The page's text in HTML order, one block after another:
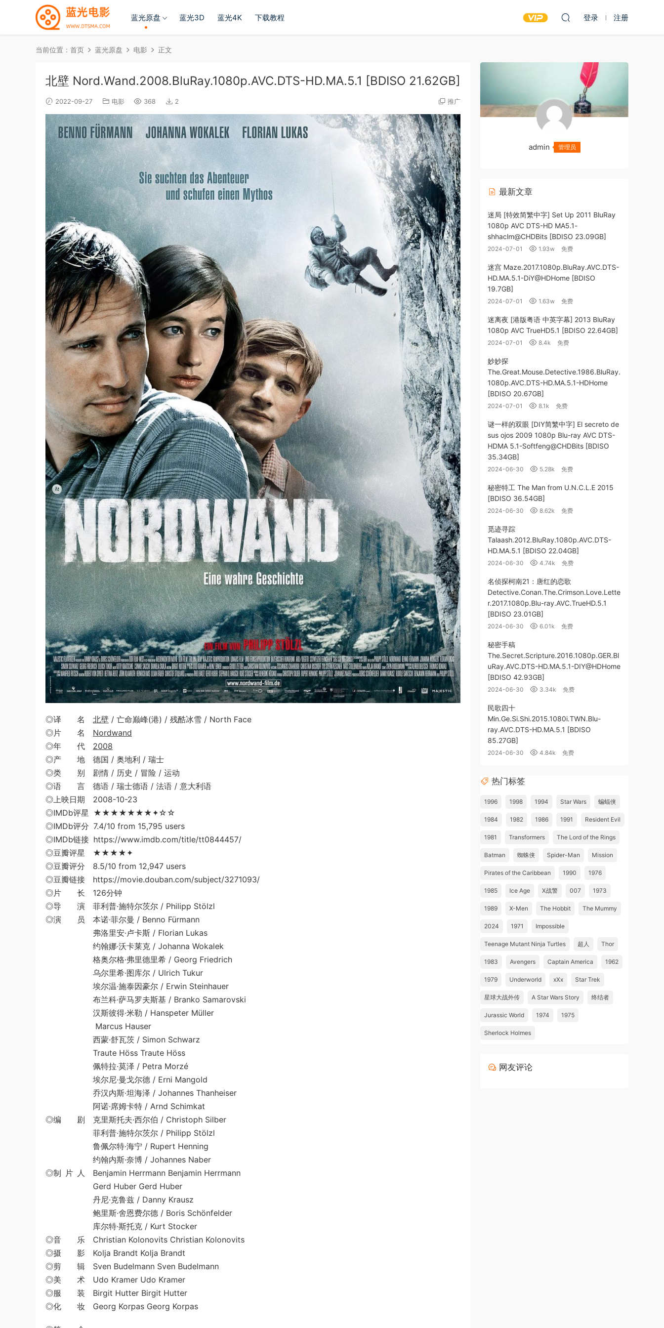
蓝光原盘 蓝光3D 蓝光4K 下载教程 登录 注册
当前位置： 首页 蓝光原盘 电影 正文
北壁 Nord.Wand.2008.BluRay.1080p.AVC.DTS-HD.MA.5.1 [BDISO 21.62GB]
2022-09-27 电影 368 2 推广
◎译 名 北壁 / 亡命巅峰(港) / 残酷冰雪 / North Face
◎片 名 Nordwand
◎年 代 2008
◎产 地 德国 / 奥地利 / 瑞士
◎类 别 剧情 / 历史 / 冒险 / 运动
◎语 言 德语 / 瑞士德语 / 法语 / 意大利语
◎上映日期 2008-10-23
◎IMDb评星 ★★★★★★★✦☆☆
◎IMDb评分 7.4/10 from 15,795 users
◎IMDb链接 https://www.imdb.com/title/tt0844457/
◎豆瓣评星 ★★★★✦
◎豆瓣评分 8.5/10 from 12,947 users
◎豆瓣链接 https://movie.douban.com/subject/3271093/
◎片 长 126分钟
◎导 演 菲利普·施特尔茨尔 / Philipp Stölzl
◎演 员 本诺·菲尔曼 / Benno Fürmann
弗洛里安·卢卡斯 / Florian Lukas
约翰娜·沃卡莱克 / Johanna Wokalek
格奥尔格·弗里德里希 / Georg Friedrich
乌尔里希·图库尔 / Ulrich Tukur
埃尔温·施泰因豪尔 / Erwin Steinhauer
布兰科·萨马罗夫斯基 / Branko Samarovski
汉斯彼得·米勒 / Hanspeter Müller
Marcus Hauser
西蒙·舒瓦茨 / Simon Schwarz
Traute Höss Traute Höss
佩特拉·莫泽 / Petra Morzé
埃尔尼·曼戈尔德 / Erni Mangold
乔汉内斯·坦海泽 / Johannes Thanheiser
阿诺·席姆卡特 / Arnd Schimkat
◎编 剧 克里斯托夫·西尔伯 / Christoph Silber
菲利普·施特尔茨尔 / Philipp Stölzl
鲁佩尔特·海宁 / Rupert Henning
约翰内斯·奈博 / Johannes Naber
◎制 片 人 Benjamin Herrmann Benjamin Herrmann
Gerd Huber Gerd Huber
丹尼·克鲁兹 / Danny Krausz
鲍里斯·舍恩费尔德 / Boris Schönfelder
库尔特·斯托克 / Kurt Stocker
◎音 乐 Christian Kolonovits Christian Kolonovits
◎摄 影 Kolja Brandt Kolja Brandt
◎剪 辑 Sven Budelmann Sven Budelmann
◎美 术 Udo Kramer Udo Kramer
◎服 装 Birgit Hutter Birgit Hutter
◎化 妆 Georg Korpas Georg Korpas
admin 管理员
最新文章
迷局 [特效简繁中字] Set Up 2011 BluRay
1080p AVC DTS-HD MA5.1-
shhaclm@CHDBits [BDISO 23.09GB]
2024-07-01 1.93w 免费
迷宫 Maze.2017.1080p.BluRay.AVC.DTS-
HD.MA.5.1-DiY@HDHome [BDISO
19.7GB]
2024-07-01 1.63w 免费
迷离夜 [港版粤语 中英字幕] 2013 BluRay
1080p AVC TrueHD5.1 [BDISO 22.64GB]
2024-07-01 8.4k 免费
妙妙探
The.Great.Mouse.Detective.1986.BluRay.
1080p.AVC.DTS-HD.MA.5.1-HDHome
[BDISO 20.67GB]
2024-07-01 8.1k 免费
谜一样的双眼 [DIY简繁中字] El secreto de
sus ojos 2009 1080p Blu-ray AVC DTS-
HDMA 5.1-Softfeng@CHDBits [BDISO
35.34GB]
2024-06-30 5.28k 免费
秘密特工 The Man from U.N.C.L.E 2015
[BDISO 36.54GB]
2024-06-30 8.62k 免费
觅迹寻踪
Talaash.2012.BluRay.1080p.AVC.DTS-
HD.MA.5.1 [BDISO 22.04GB]
2024-06-30 4.74k 免费
名侦探柯南21：唐红的恋歌
Detective.Conan.The.Crimson.Love.Lette
r.2017.1080p.Blu-ray.AVC.TrueHD.5.1
[BDISO 23.01GB]
2024-06-30 6.01k 免费
秘密手稿
The.Secret.Scripture.2016.1080p.GER.Bl
uRay.AVC.DTS-HD.MA.5.1-DIY@HDHome
[BDISO 42.93GB]
2024-06-30 3.34k 免费
民歌四十
Min.Ge.Si.Shi.2015.1080i.TWN.Blu-
ray.AVC.DTS-HD.MA.5.1 [BDISO
85.27GB]
2024-06-30 4.84k 免费
热门标签
1996 1998 1994 Star Wars 蝙蝠侠
1984 1982 1986 1991 Resident Evil
1981 Transformers The Lord of the Rings
Batman 蜘蛛侠 Spider-Man Mission
Pirates of the Caribbean 1990 1976
1985 Ice Age X战警 007 1973
1989 X-Men The Hobbit The Mummy
2024 1971 Impossible
Teenage Mutant Ninja Turtles 超人 Thor
1983 Avengers Captain America 1962
1979 Underworld xXx Star Trek
星球大战外传 A Star Wars Story 终结者
Jurassic World 1974 1975
Sherlock Holmes
网友评论